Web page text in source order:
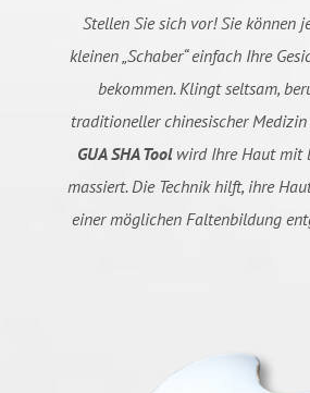
Stellen Sie sich vor! Sie können
kleinen „Schaber“ einfach Ihre
bekommen. Klingt seltsam,
traditioneller chinesischer Medizin
GUA SHA Tool wird Ihre Haut mit
massiert. Die Technik hilft, ihre
einer möglichen Faltenbildung